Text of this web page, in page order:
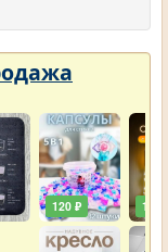
120 ₽ 129